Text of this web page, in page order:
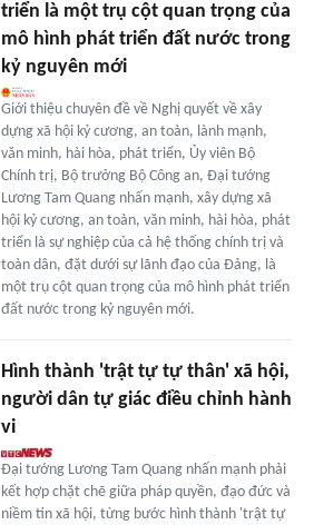
triển là một trụ cột quan trọng của
mô hình phát triển đất nước trong
kỷ nguyên mới
Giới thiệu chuyên đề về Nghị quyết về xây
dựng xã hội kỷ cương, an toàn, lành mạnh,
văn minh, hài hòa, phát triển, Ủy viên Bộ
Chính trị, Bộ trưởng Bộ Công an, Đại tướng
Lương Tam Quang nhấn mạnh, xây dựng xã
hội kỷ cương, an toàn, văn minh, hài hòa, phát
triển là sự nghiệp của cả hệ thống chính trị và
toàn dân, đặt dưới sự lãnh đạo của Đảng, là
một trụ cột quan trọng của mô hình phát triển
đất nước trong kỷ nguyên mới.
Hình thành 'trật tự tự thân' xã hội,
người dân tự giác điều chỉnh hành
vi
Đại tướng Lương Tam Quang nhấn mạnh phải
kết hợp chặt chẽ giữa pháp quyền, đạo đức và
niềm tin xã hội, từng bước hình thành 'trật tự